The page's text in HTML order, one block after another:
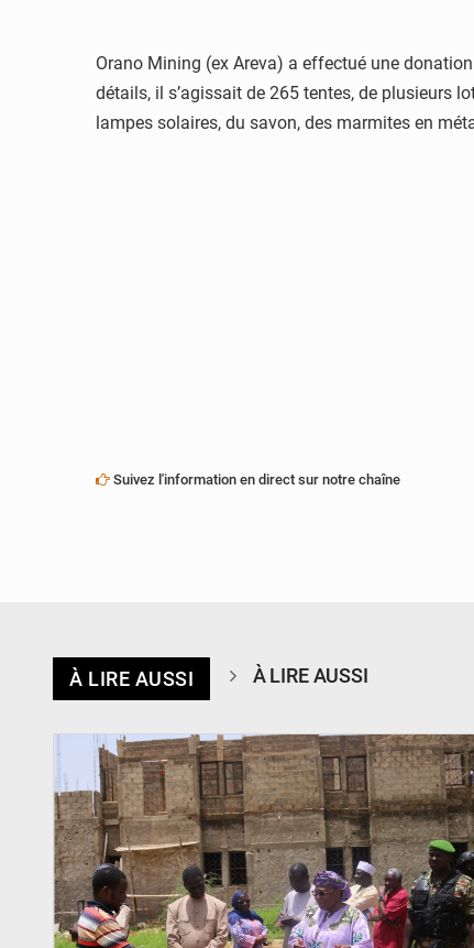
Orano Mining (ex Areva) a effectué une
détails, il s’agissait de 265 tentes, de plusieurs
lampes solaires, du savon, des marmites en
Suivez l'information en direct sur notre chaîne
À LIRE AUSSI À LIRE AUSSI